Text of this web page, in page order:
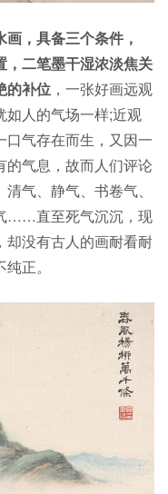
，具备三个条件，
，二笔墨干湿浓淡焦关
的补位 ，一张好画远观
如人的气场一样;近观
气存在而生，又因一
的气息，故而人们评论
气、静气、书卷气、
……直至死气沉沉，现
却没有古人的画耐看耐
正。